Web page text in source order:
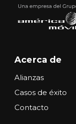
Acerca de
Alianzas
Casos de éxito
Contacto